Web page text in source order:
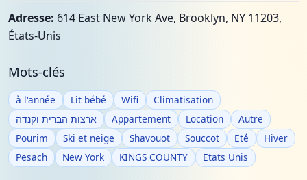
Adresse: 614 East New York Ave, Brooklyn, NY 11203,
États-Unis
Mots-clés
à l'année Lit bébé Wifi
Climatisation
ארצות הברית וקנדה
Appartement Location
Autre
Pourim
Ski et neige Shavouot Souccot Eté
Hiver
Pesach
New York KINGS COUNTY Etats Unis